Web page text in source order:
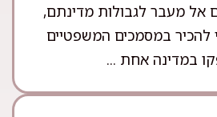
אל מעבר לגבולות מדינתם,
להכיר במסמכים המשפטיים
במדינה אחת ...